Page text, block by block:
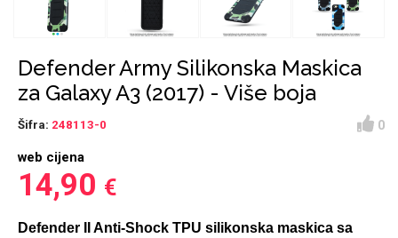
Defender Army Silikonska Maskica
za Galaxy A3 (2017) - Više boja
Šifra: 248113-0
0
web cijena
14,90 €
Defender II Anti-Shock TPU silikonska maskica sa
Croatos
Najprodavanije -
Gym
Xiaomi Punjači za mobitel
Spigen maskice
Ostali držači
AUX kablovi Adapteri za mobitel